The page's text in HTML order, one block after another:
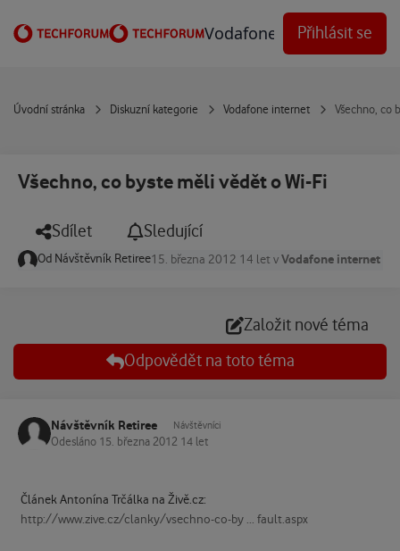
Vodafone Techforum
Přihlásit se
Úvodní stránka Diskuzní kategorie Vodafone internet Všechno, co
Všechno, co byste měli vědět o Wi-Fi
Sdílet Sledující
Od Návštěvník Retiree15. března 2012 14 let vVodafone internet
Založit nové téma
Odpovědět na toto téma
Návštěvník Retiree Návštěvníci
Odesláno 15. března 2012 14 let
Článek Antonína Trčálka na Živě.cz:
http://www.zive.cz/clanky/vsechno-co-by ... fault.aspx